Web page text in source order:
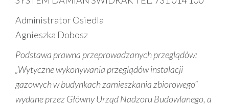
Administrator Osiedla
Agnieszka Dobosz
Podstawa prawna przeprowadzanych przeglądów:
„Wytyczne wykonywania przeglądów instalacji
gazowych w budynkach zamieszkania zbiorowego”
wydane przez Główny Urząd Nadzoru Budowlanego, a